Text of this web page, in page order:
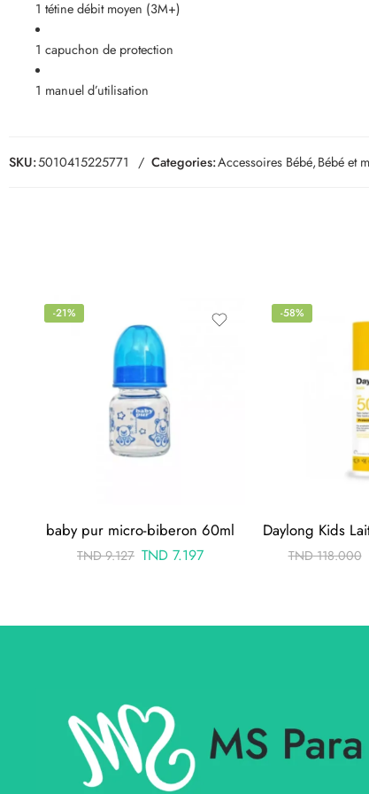
1 tétine débit moyen (3M+)
1 capuchon de protection
1 manuel d’utilisation
SKU:5010415225771 Categories:Accessoires Bébé,Bébé et
-21%
baby pur micro-biberon 60ml
TND9.127 TND 7.197
-58%
TND118.000